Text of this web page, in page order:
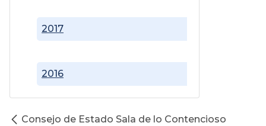
2016
2017
Consejo de Estado Sala de lo Contencioso